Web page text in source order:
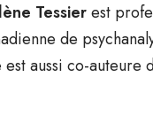
Tessierest
de
est aussi co-auteure